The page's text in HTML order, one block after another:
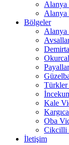
Alanya
Alanya
Bölgeler
Alanya
Türkler
Kale
Oba
Cikcilli
İletişim